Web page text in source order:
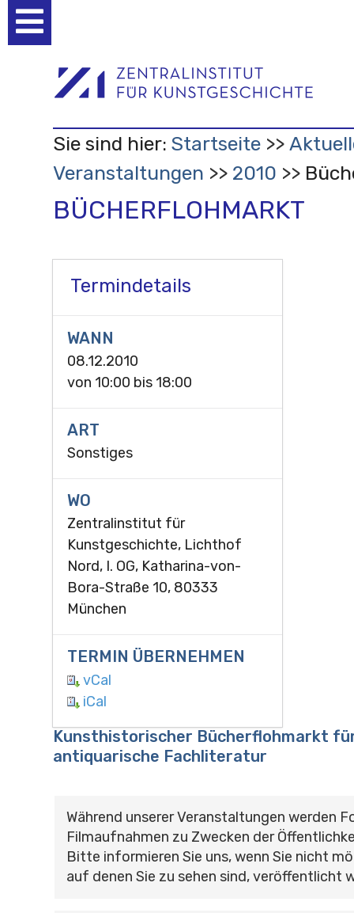
Werkzeuge
Sie sind hier: Startseite
Veranstaltungen
2010
BÜCHERFLOHMARKT
Termindetails
WANN
08.12.2010
von 10:00 bis 18:00
ART
Sonstiges
WO
Zentralinstitut für
Kunstgeschichte, Lichthof
Nord, I. OG, Katharina-von-
Bora-Straße 10, 80333
München
TERMIN ÜBERNEHMEN
vCal
iCal
Kunsthistorischer Bücherflohmarkt
antiquarische Fachliteratur
Während unserer Veranstaltungen werden
Filmaufnahmen zu Zwecken der
Bitte informieren Sie uns, wenn Sie nicht
auf denen Sie zu sehen sind, veröffentlicht